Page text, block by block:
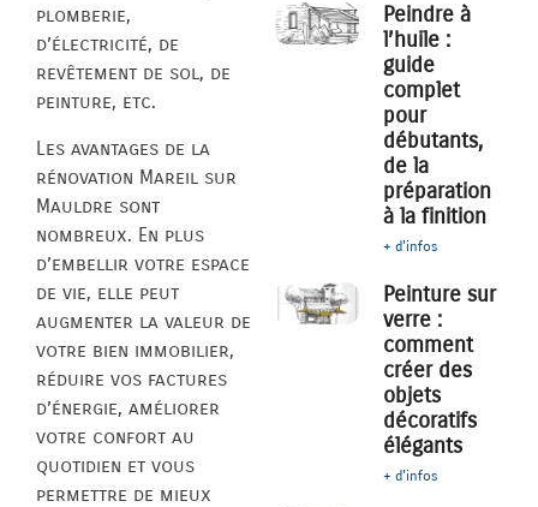
plomberie,
d’électricité, de
revêtement de sol, de
peinture, etc.
Les avantages de la
rénovation Mareil sur
Mauldre sont
nombreux. En plus
d’embellir votre espace
de vie, elle peut
augmenter la valeur de
votre bien immobilier,
réduire vos factures
d’énergie, améliorer
votre confort au
quotidien et vous
permettre de mieux
Peindre à
l’huile :
guide
complet
pour
débutants,
de la
préparation
à la finition
+ d'infos
Peinture sur
verre :
comment
créer des
objets
décoratifs
élégants
+ d'infos